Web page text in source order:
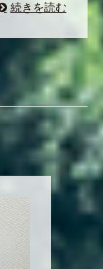
続きを読む